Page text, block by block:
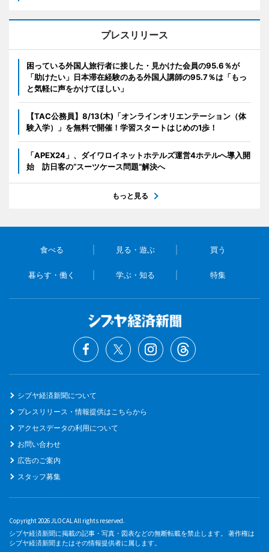
プレスリリース
困っている外国人旅行者に接した・見かけた会員の95.6％が
「助けたい」日本滞在経験のある外国人講師の95.7％は「もっ
と気軽に声をかけてほしい」
【TAC公務員】8/13(木)「オンラインオリエンテーション（体
験入学）」を無料で開催！学習スタートはじめの1歩！
「APEX24」、ダイワロイネットホテルズ運営4ホテルへ導入開
始 訪日客の“スーツケース問題”解決へ
もっと見る
食べる 見る・遊ぶ 買う
暮らす・働く 学ぶ・知る 特集
シブヤ経済新聞について
プレスリリース・情報提供はこちらから
アクセスデータの利用について
お問い合わせ
広告のご案内
スタッフ募集
Copyright 2026 JLOCAL All rights reserved.
シブヤ経済新聞に掲載の記事・写真・図表などの無断転載を禁止します。 著作権は
シブヤ経済新聞またはその情報提供者に属します。